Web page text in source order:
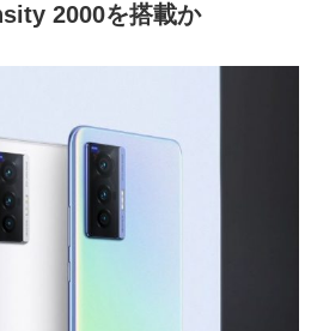
2000を搭載か